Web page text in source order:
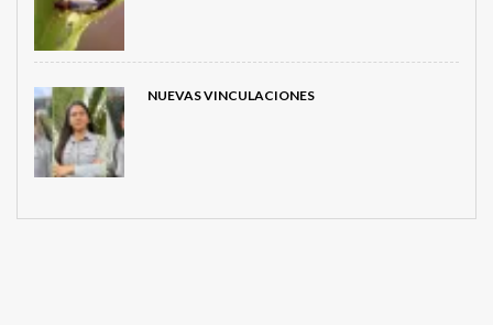
NUEVAS VINCULACIONES